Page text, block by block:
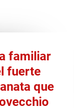
familiar
fuerte
que